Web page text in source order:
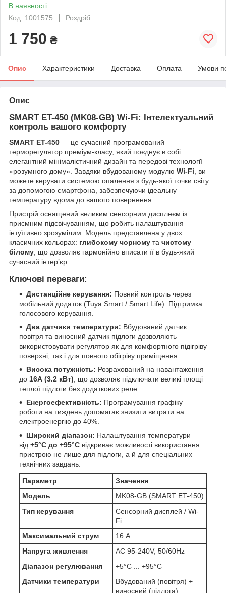
В наявності
Код: 1001575
Роздріб
1 750 ₴
Опис Характеристики Доставка Оплата Умови
Опис
SMART ET-450 (MK08-GB) Wi-Fi: Інтелектуальний
контроль вашого комфорту
SMART ET-450 — це сучасний програмований
терморегулятор преміум-класу, який поєднує в собі
елегантний мінімалістичний дизайн та передові технології
«розумного дому». Завдяки вбудованому модулю Wi-Fi , ви
можете керувати системою опалення з будь-якої точки світу
за допомогою смартфона, забезпечуючи ідеальну
температуру вдома до вашого повернення.
Пристрій оснащений великим сенсорним дисплеєм із
приємним підсвічуванням, що робить налаштування
інтуїтивно зрозумілим. Модель представлена у двох
класичних кольорах: глибокому чорному та чистому
білому , що дозволяє гармонійно вписати її в будь-який
сучасний інтер’єр.
Ключові переваги:
Дистанційне керування: Повний контроль через
мобільний додаток (Tuya Smart / Smart Life). Підтримка
голосового керування.
Два датчики температури: Вбудований датчик
повітря та виносний датчик підлоги дозволяють
використовувати регулятор як для комфортного підігріву
поверхні, так і для повного обігріву приміщення.
Висока потужність: Розрахований на навантаження
до 16А (3.2 кВт), що дозволяє підключати великі площі
теплої підлоги без додаткових реле.
Енергоефективність: Програмування графіку
роботи на тиждень допомагає знизити витрати на
електроенергію до 40%.
Широкий діапазон: Налаштування температури
від +5°C до +95°C відкриває можливості використання
пристрою не лише для підлоги, а й для спеціальних
технічних завдань.
Параметр
Значення
Модель
MK08-GB (SMART ET-450)
Тип керування
Сенсорний дисплей / Wi-
Fi
Максимальний струм
16 А
Напруга живлення
AC 95-240V, 50/60Hz
Діапазон регулювання
+5°C ... +95°C
Датчики температури
Вбудований (повітря) +
виносний (підлога)